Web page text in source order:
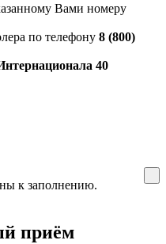
Вами номеру
по телефону 8 (800)
40
к заполнению.
приём